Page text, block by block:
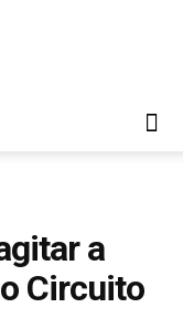
a
Circuito